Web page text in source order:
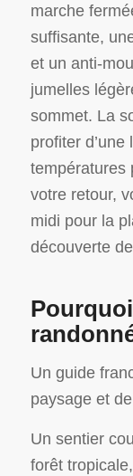
marche
suffisante,
et un anti-
jumelles
sommet. La
profiter
températures
votre retour,
midi pour la
découverte de
Un guide
paysage et
Un sentier
forêt